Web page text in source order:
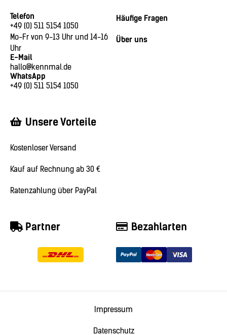
Unsere Vorteile
Bezahlarten
Partner
Telefon
+49 (0) 511 5154 1050
Mo-Fr von 9-13 Uhr und 14-16
Uhr
E-Mail
hallo@kennmal.de
WhatsApp
+49 (0) 511 5154 1050
Häufige Fragen
Über uns
Kostenloser Versand
Kauf auf Rechnung ab 30 €
Ratenzahlung über PayPal
Impressum
Datenschutz